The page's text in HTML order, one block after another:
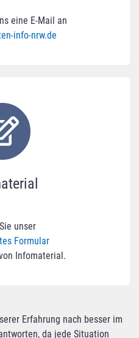
eine E-Mail an
info-nrw.de
unser
Formular
Infomaterial.
Erfahrung nach besser im
da jede Situation